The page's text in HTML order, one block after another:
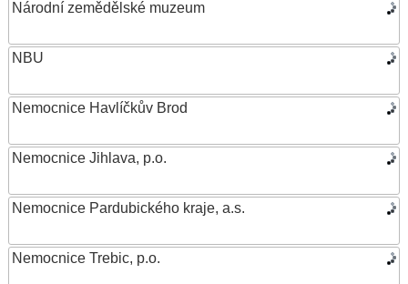
Národní zemědělské muzeum
NBU
Nemocnice Havlíčkův Brod
Nemocnice Jihlava, p.o.
Nemocnice Pardubického kraje, a.s.
Nemocnice Trebic, p.o.